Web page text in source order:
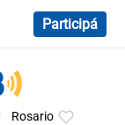
Participá
Rosario